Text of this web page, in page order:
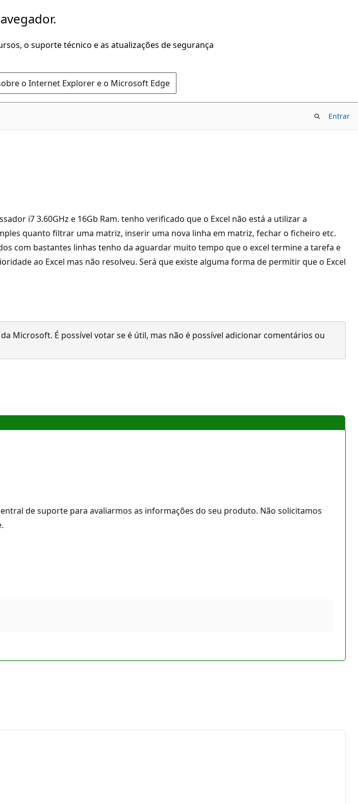
o suporte técnico e as atualizações de segurança
o Internet Explorer e o Microsoft Edge
Entrar
i7 3.60GHz e 16Gb Ram. tenho verificado que o Excel não está a utilizar a
quanto filtrar uma matriz, inserir uma nova linha em matriz, fechar o ficheiro etc.
com bastantes linhas tenho da aguardar muito tempo que o excel termine a tarefa e
ao Excel mas não resolveu. Será que existe alguma forma de permitir que o Excel
Microsoft. É possível votar se é útil, mas não é possível adicionar comentários ou
de suporte para avaliarmos as informações do seu produto. Não solicitamos